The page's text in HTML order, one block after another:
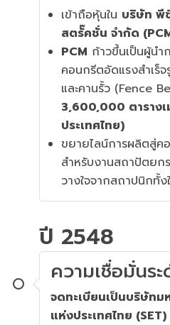
เข้าถือหุ้นใน บริษัท พี
สตรั๊คชั่น จำกัด
PCM ก้าวขึ้นเป็นผู้น
คอนกรีตอัดแรงสำเร็
และคานรั้ว (Fence
3,600,000 ตาราง
ประเทศไทย)
ขยายไลน์การผลิตสู่ค
สำหรับงานสถาปัตยก
วางใจจากสถาปนิกทั้ง
ปี 2548
ความเชื่อมั่นร
จดทะเบียนเป็นบริษัท
แห่งประเทศไทย